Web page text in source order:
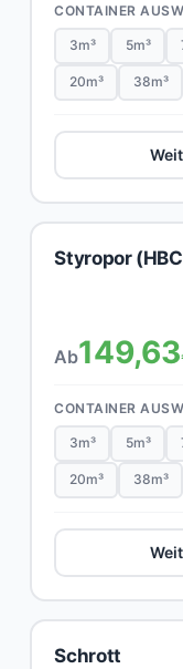
CONTAINER
3m³ 5m³
20m³ 38m³
Styropor
Ab149,63
CONTAINER
3m³ 5m³
20m³ 38m³
Schrott